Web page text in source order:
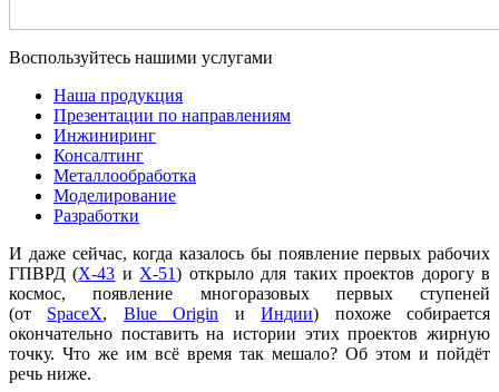
Воспользуйтесь нашими услугами
Наша продукция
Презентации по направлениям
Инжиниринг
Консалтинг
Металлообработка
Моделирование
Разработки
И даже сейчас, когда казалось бы появление первых рабочих
ГПВРД (X-43 и X-51) открыло для таких проектов дорогу в
космос, появление многоразовых первых ступеней
(от SpaceX, Blue Origin иИндии) похоже собирается
окончательно поставить на истории этих проектов жирную
точку. Что же им всё время так мешало? Об этом и пойдёт
речь ниже.